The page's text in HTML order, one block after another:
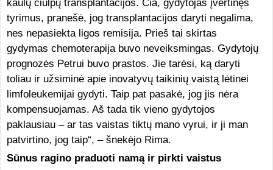
kaulų čiulpų transplantacijos. Čia, gydytojas įvertinęs
tyrimus, pranešė, jog transplantacijos daryti negalima,
nes nepasiekta ligos remisija. Prieš tai skirtas
gydymas chemoterapija buvo neveiksmingas. Gydytojų
prognozės Petrui buvo prastos. Jie tarėsi, ką daryti
toliau ir užsiminė apie inovatyvų taikinių vaistą lėtinei
limfoleukemijai gydyti. Taip pat pasakė, jog jis nėra
kompensuojamas. Aš tada tik vieno gydytojos
paklausiau – ar tas vaistas tiktų mano vyrui, ir ji man
patvirtino, jog taip“, – šnekėjo Rima.
Sūnus ragino praduoti namą ir pirkti vaistus